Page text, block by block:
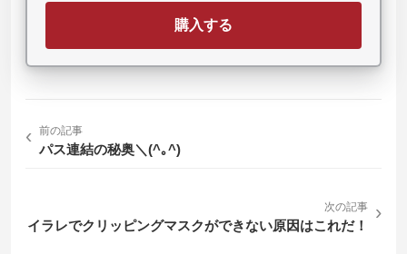
購入する
‹ 前の記事
パス連結の秘奥＼(^｡^)
次の記事
イラレでクリッピングマスクができない原因はこれだ！
›